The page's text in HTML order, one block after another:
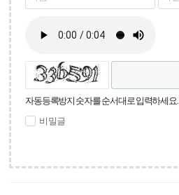
자동등록방지 숫자를 순서대로 입력하세요.
비밀글